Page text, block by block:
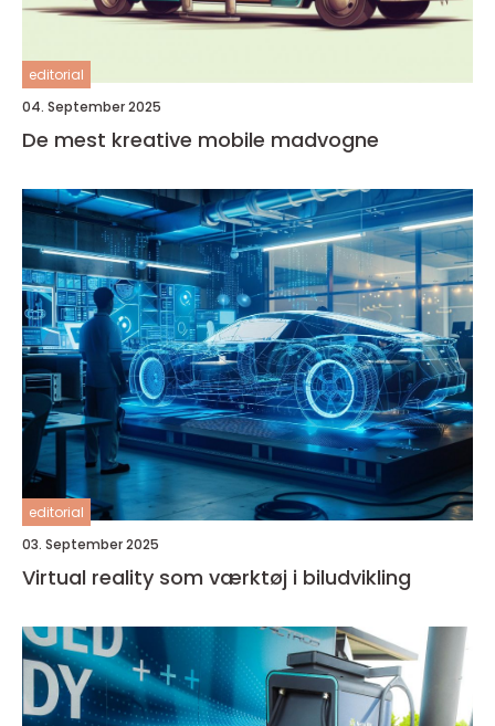
editorial
04. September 2025
De mest kreative mobile madvogne
editorial
03. September 2025
Virtual reality som værktøj i biludvikling